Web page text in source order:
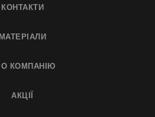
МАТЕРІАЛИ
АКЦІЇ
КОМПАНІЮ
КОНТАКТИ